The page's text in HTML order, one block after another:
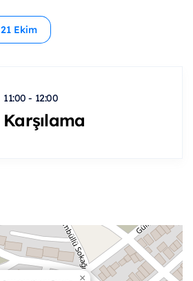
21 Ekim
11:00 - 12:00
Karşılama
×